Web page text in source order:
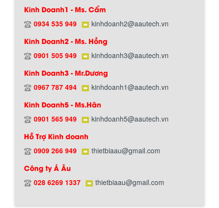
Kinh Doanh1 - Ms. Cẩm
0934 535 949 kinhdoanh2@aautech.vn
Kinh Doanh2 - Ms. Hồng
0901 505 949 kinhdoanh3@aautech.vn
Kinh Doanh3 - Mr.Dương
0967 787 494 kinhdoanh1@aautech.vn
Kinh Doanh5 - Ms.Hân
0901 565 949 kinhdoanh5@aautech.vn
Hỗ Trợ Kinh doanh
0909 266 949 thietbiaau@gmail.com
Công ty Á Âu
028 6269 1337 thietbiaau@gmail.com
Chính sách giao hàng
BỒN CHỨA GIẢI NHIỆT SƠN, MỰC IN
Bồn chứa giải nhiệt sơn, mực in có cấu
tạo gồm 2 lớp inox và được dùng để
MÁY TRỘN BỘT KHÔ 500KG
thân bồn nằm ngang, với cánh trộn bột
sản xuất tại công ty Á Âu. Máy dùng